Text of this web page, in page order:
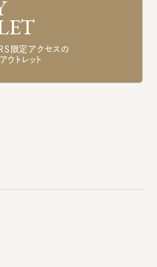
限定アクセスの
ウトレット